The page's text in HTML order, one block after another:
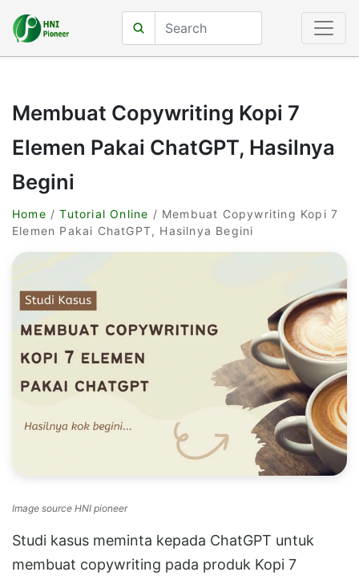
Membuat Copywriting Kopi 7
Elemen Pakai ChatGPT, Hasilnya
Begini
Home /Tutorial Online / Membuat Copywriting Kopi 7
Elemen Pakai ChatGPT, Hasilnya Begini
Image source HNI pioneer
Studi kasus meminta kepada ChatGPT untuk
membuat copywriting pada produk Kopi 7